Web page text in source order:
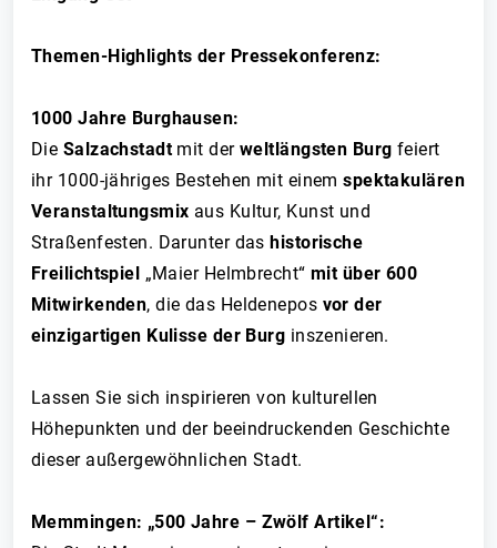
Themen-Highlights der Pressekonferenz:
1000 Jahre Burghausen:
Die Salzachstadtmit derweltlängsten Burg feiert
ihr 1000-jähriges Bestehen mit einemspektakulären
Veranstaltungsmix aus Kultur, Kunst und
Straßenfesten. Darunter dashistorische
Freilichtspiel „Maier Helmbrecht“ mit über 600
Mitwirkenden, die das Heldenepos vor der
einzigartigen Kulisse der Burg inszenieren.
Lassen Sie sich inspirieren von kulturellen
Höhepunkten und der beeindruckenden Geschichte
dieser außergewöhnlichen Stadt.
Memmingen: „500 Jahre – Zwölf Artikel“: